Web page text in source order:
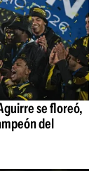
se floreó,
del